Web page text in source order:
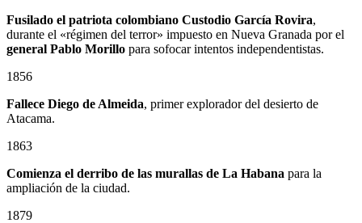
Fusilado el patriota colombiano Custodio García Rovira,
durante el «régimen del terror» impuesto en Nueva Granada por el
general Pablo Morillo para sofocar intentos independentistas.
1856
Fallece Diego de Almeida, primer explorador del desierto de
Atacama.
1863
Comienza el derribo de las murallas de La Habana para la
ampliación de la ciudad.
1879